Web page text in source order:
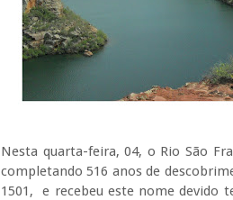
Nesta quarta-feira, 04, o Rio São
completando 516 anos de
1501, e recebeu este nome devido